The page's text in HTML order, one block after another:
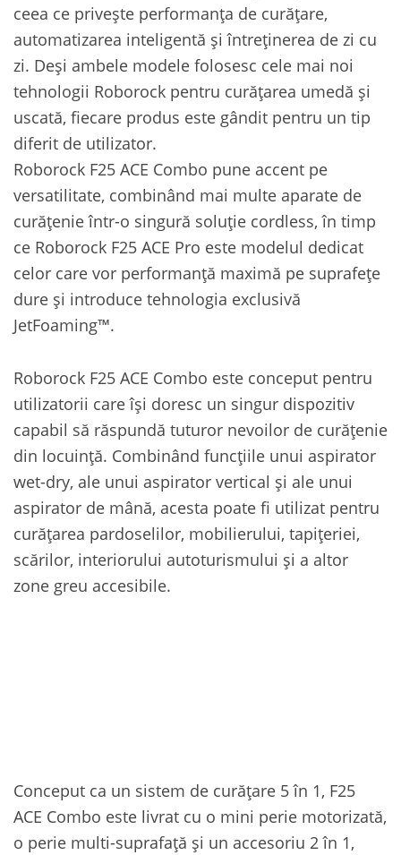
ceea ce privește performanța de curățare,
automatizarea inteligentă și întreținerea de zi cu
zi. Deși ambele modele folosesc cele mai noi
tehnologii Roborock pentru curățarea umedă și
uscată, fiecare produs este gândit pentru un tip
diferit de utilizator.
Roborock F25 ACE Combo pune accent pe
versatilitate, combinând mai multe aparate de
curățenie într-o singură soluție cordless, în timp
ce Roborock F25 ACE Pro este modelul dedicat
celor care vor performanță maximă pe suprafețe
dure și introduce tehnologia exclusivă
JetFoaming™.
Roborock F25 ACE Combo este conceput pentru
utilizatorii care își doresc un singur dispozitiv
capabil să răspundă tuturor nevoilor de curățenie
din locuință. Combinând funcțiile unui aspirator
wet-dry, ale unui aspirator vertical și ale unui
aspirator de mână, acesta poate fi utilizat pentru
curățarea pardoselilor, mobilierului, tapițeriei,
scărilor, interiorului autoturismului și a altor
zone greu accesibile.
Conceput ca un sistem de curățare 5 în 1, F25
ACE Combo este livrat cu o mini perie motorizată,
o perie multi-suprafață și un accesoriu 2 în 1,